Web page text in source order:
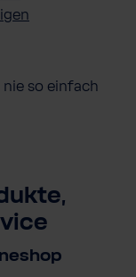
so einfach